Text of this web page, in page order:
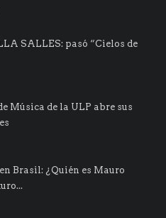
SALLES: pasó “Cielos de
Música de la ULP abre sus
Brasil: ¿Quién es Mauro